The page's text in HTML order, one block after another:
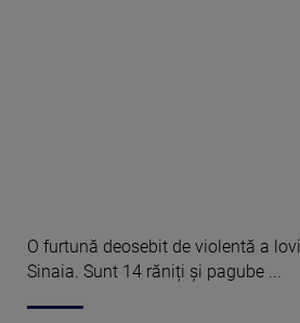
O furtună deosebit de violentă a
Sinaia. Sunt 14 răniți și pagube ...